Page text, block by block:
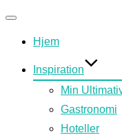
navigation
Hjem
Inspiration
Min
Gastronomi
Hoteller